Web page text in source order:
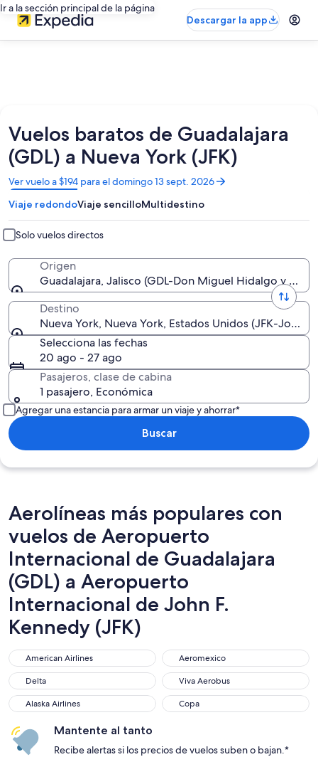
Ir a la sección principal de la página
Descargar la app
Vuelos baratos de Guadalajara
(GDL) a Nueva York (JFK)
Ver vuelo a $194 para el domingo 13 sept. 2026
Se
abrirá
en
una
nueva
ventana
Viaje redondoViaje sencilloMultidestino
Solo vuelos directos
Origen
Guadalajara, Jalisco (GDL-Don Miguel Hidalgo y
Destino
Nueva York, Nueva York, Estados Unidos (JFK-John
Selecciona las fechas
20 ago - 27 ago
Pasajeros, clase de cabina
1 pasajero, Económica
Agregar una estancia para armar un viaje y ahorrar*
Buscar
Aerolíneas más populares con
vuelos de Aeropuerto
Internacional de Guadalajara
(GDL) a Aeropuerto
Internacional de John F.
Kennedy (JFK)
American Airlines
American Airlines Aeromexico
Aeromexico
Delta
Delta Viva Aerobus
Viva Aerobus
Alaska Airlines
Alaska Airlines Copa
Copa
Mantente al tanto
Recibe alertas si los precios de vuelos suben o bajan.*